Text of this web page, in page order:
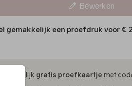
Bewerken
gemakkelijk een proefdruk voor €
Tijdelijk gratis proefkaartje met